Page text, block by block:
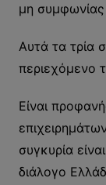
μη συμφωνίας
Αυτά τα τρία
περιεχόμενο
Είναι
συγκυρία
διάλογο